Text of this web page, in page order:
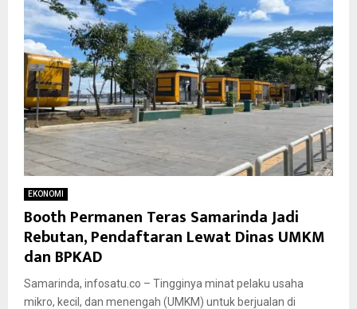
EKONOMI
Booth Permanen Teras Samarinda Jadi
Rebutan, Pendaftaran Lewat Dinas UMKM
dan BPKAD
Samarinda, infosatu.co – Tingginya minat pelaku usaha
mikro, kecil, dan menengah (UMKM) untuk berjualan di